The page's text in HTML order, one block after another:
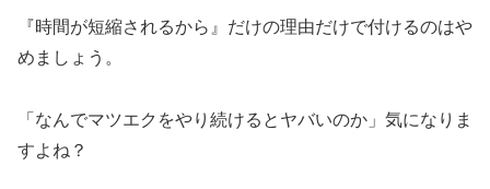
『時間が短縮されるから』だけの理由だけで付けるのはや
めましょう。
「なんでマツエクをやり続けるとヤバいのか」気になりま
すよね？